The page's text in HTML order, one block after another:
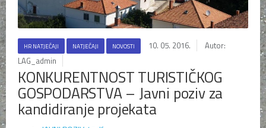
HR NATJEČAJI NATJEČAJI NOVOSTI 10. 05. 2016.
Autor:
LAG_admin
KONKURENTNOST TURISTIČKOG
GOSPODARSTVA – Javni poziv za
kandidiranje projekata